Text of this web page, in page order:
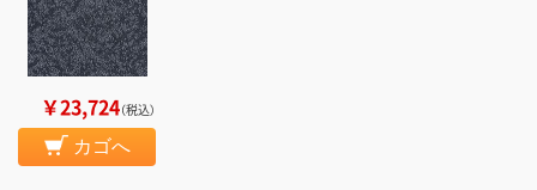
￥23,724（税込）
カゴへ